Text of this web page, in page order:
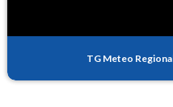
PM25
TG Meteo